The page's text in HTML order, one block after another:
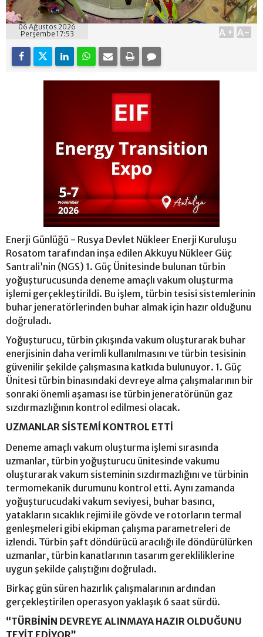
06 Ağustos 2026
Perşembe 17:53
A+ A-
Enerji Günlüğü - Rusya Devlet Nükleer Enerji Kuruluşu
Rosatom tarafından inşa edilen Akkuyu Nükleer Güç
Santrali’nin (NGS) 1. Güç Ünitesinde bulunan türbin
yoğuşturucusunda deneme amaçlı vakum oluşturma
işlemi gerçekleştirildi. Bu işlem, türbin tesisi sistemlerinin
buhar jeneratörlerinden buhar almak için hazır olduğunu
doğruladı.
Yoğuşturucu, türbin çıkışında vakum oluşturarak buhar
enerjisinin daha verimli kullanılmasını ve türbin tesisinin
güvenilir şekilde çalışmasına katkıda bulunuyor. 1. Güç
Ünitesi türbin binasındaki devreye alma çalışmalarının bir
sonraki önemli aşaması ise türbin jeneratörünün gaz
sızdırmazlığının kontrol edilmesi olacak.
UZMANLAR SİSTEMİ KONTROL ETTİ
Deneme amaçlı vakum oluşturma işlemi sırasında
uzmanlar, türbin yoğuşturucu ünitesinde vakumu
oluşturarak vakum sisteminin sızdırmazlığını ve türbinin
termomekanik durumunu kontrol etti. Aynı zamanda
yoğuşturucudaki vakum seviyesi, buhar basıncı,
yatakların sıcaklık rejimi ile gövde ve rotorların termal
genleşmeleri gibi ekipman çalışma parametreleri de
izlendi. Türbin şaft döndürücü aracılığı ile döndürülürken
uzmanlar, türbin kanatlarının tasarım gerekliliklerine
uygun şekilde çalıştığını doğruladı.
Birkaç gün süren hazırlık çalışmalarının ardından
gerçekleştirilen operasyon yaklaşık 6 saat sürdü.
“TÜRBİNİN DEVREYE ALINMAYA HAZIR OLDUĞUNU